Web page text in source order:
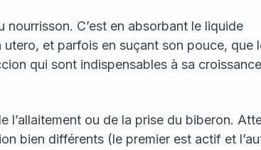
C’est en absorbant le liquide
utero, et parfois en suçant son pouce,
qui sont indispensables à sa
l’allaitement ou de la prise du biberon.
bien différents (le premier est actif et